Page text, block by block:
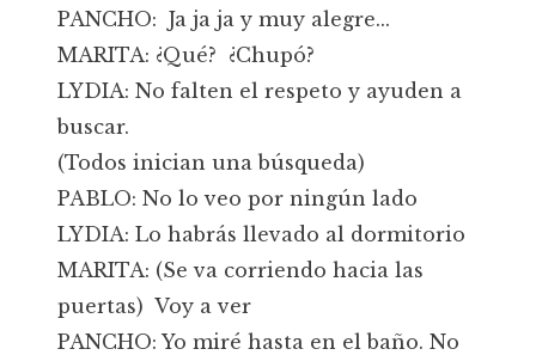
PANCHO: Ja ja ja y muy alegre...
MARITA: ¿Qué? ¿Chupó?
LYDIA: No falten el respeto y ayuden a
buscar.
(Todos inician una búsqueda)
PABLO: No lo veo por ningún lado
LYDIA: Lo habrás llevado al dormitorio
MARITA: (Se va corriendo hacia las
puertas) Voy a ver
PANCHO: Yo miré hasta en el baño. No